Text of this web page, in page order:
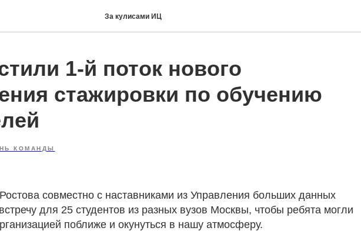
За кулисами ИЦ
1‑й поток нового
стажировки по обучению
КОМАНДЫ
совместно с наставниками из Управления больших данных
для 25 студентов из разных вузов Москвы, чтобы ребята могли
поближе и окунуться в нашу атмосферу.